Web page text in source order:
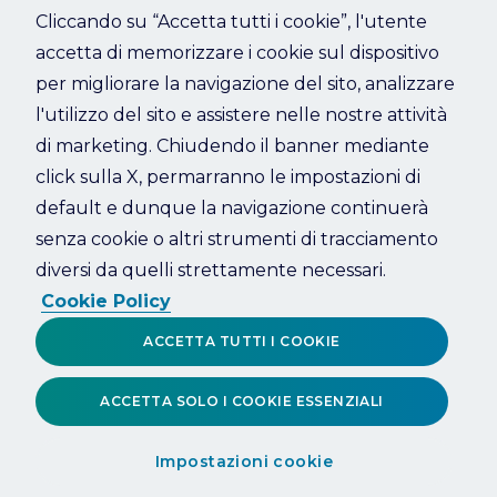
Refresh
Cliccando su “Accetta tutti i cookie”, l'utente
accetta di memorizzare i cookie sul dispositivo
per migliorare la navigazione del sito, analizzare
l'utilizzo del sito e assistere nelle nostre attività
di marketing. Chiudendo il banner mediante
click sulla X, permarranno le impostazioni di
default e dunque la navigazione continuerà
senza cookie o altri strumenti di tracciamento
diversi da quelli strettamente necessari.
Cookie Policy
Impostazioni cookie
ACCETTA SOLO I COOKIE ESSENZIALI
ACCETTA TUTTI I COOKIE